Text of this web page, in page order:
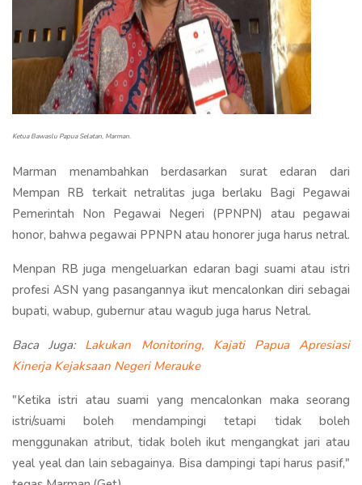
Ketua Bawaslu Papua Selatan, Marman.
Marman menambahkan berdasarkan surat edaran dari
Mempan RB terkait netralitas juga berlaku Bagi Pegawai
Pemerintah Non Pegawai Negeri (PPNPN) atau pegawai
honor, bahwa pegawai PPNPN atau honorer juga harus netral.
Menpan RB juga mengeluarkan edaran bagi suami atau istri
profesi ASN yang pasangannya ikut mencalonkan diri sebagai
bupati, wabup, gubernur atau wagub juga harus Netral.
Baca Juga: Lakukan Monitoring, Kajati Papua Apresiasi
Kinerja Kejaksaan Negeri Merauke
"Ketika istri atau suami yang mencalonkan maka seorang
istri/suami boleh mendampingi tetapi tidak boleh
menggunakan atribut, tidak boleh ikut mengangkat jari atau
yeal yeal dan lain sebagainya. Bisa dampingi tapi harus pasif,"